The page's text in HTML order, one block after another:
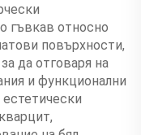
гъвкав относно
повърхности,
да отговаря на
и функционални